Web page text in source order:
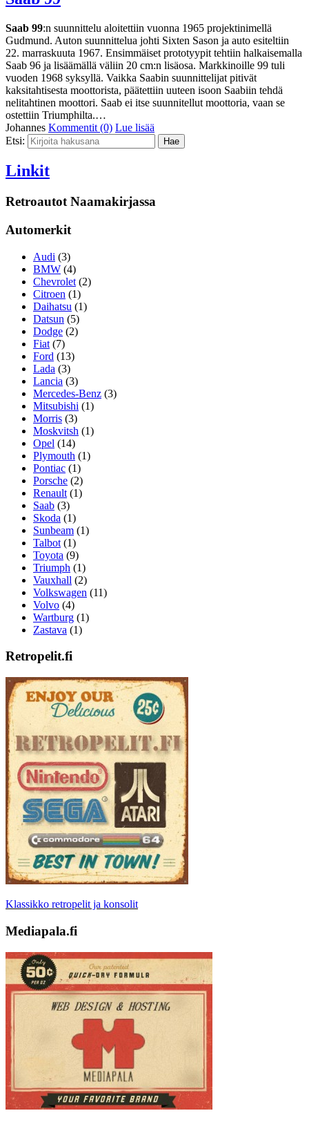
Saab 99:n suunnittelu aloitettiin vuonna 1965 projektinimellä
Gudmund. Auton suunnittelua johti Sixten Sason ja auto esiteltiin
22. marraskuuta 1967. Ensimmäiset prototyypit tehtiin halkaisemalla
Saab 96 ja lisäämällä väliin 20 cm:n lisäosa. Markkinoille 99 tuli
vuoden 1968 syksyllä. Vaikka Saabin suunnittelijat pitivät
kaksitahtisesta moottorista, päätettiin uuteen isoon Saabiin tehdä
nelitahtinen moottori. Saab ei itse suunnitellut moottoria, vaan se
ostettiin Triumphilta.…
Johannes Kommentit (0) Lue lisää
Etsi:
Linkit
Retroautot Naamakirjassa
Automerkit
Audi (3)
BMW (4)
Chevrolet (2)
Citroen (1)
Daihatsu (1)
Datsun (5)
Dodge (2)
Fiat (7)
Ford (13)
Lada (3)
Lancia (3)
Mercedes-Benz (3)
Mitsubishi (1)
Morris (3)
Moskvitsh (1)
Opel (14)
Plymouth (1)
Pontiac (1)
Porsche (2)
Renault (1)
Saab (3)
Skoda (1)
Sunbeam (1)
Talbot (1)
Toyota (9)
Triumph (1)
Vauxhall (2)
Volkswagen (11)
Volvo (4)
Wartburg (1)
Zastava (1)
Retropelit.fi
Klassikko retropelit ja konsolit
Mediapala.fi